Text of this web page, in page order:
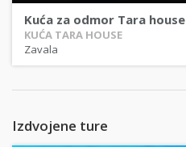
Kuća za odmor Tara house
KUĆA TARA HOUSE
Zavala
Izdvojene ture